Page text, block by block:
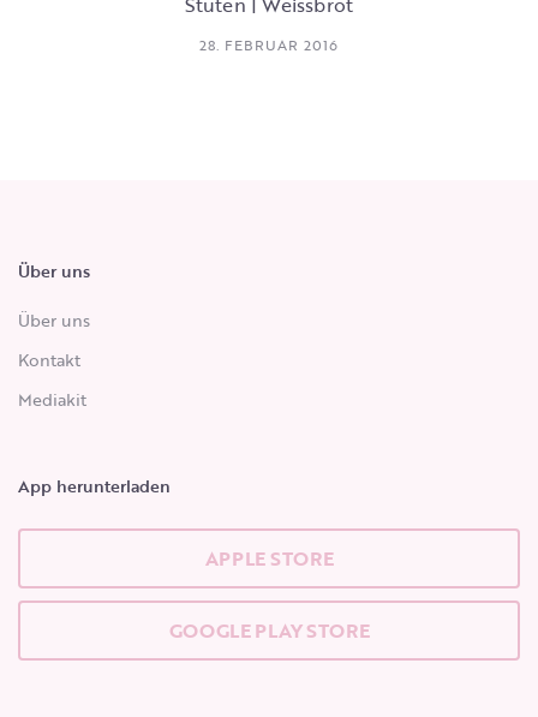
28. FEBRUAR 2016
Über uns
Über uns
Kontakt
Mediakit
App herunterladen
APPLE STORE
GOOGLE PLAY STORE